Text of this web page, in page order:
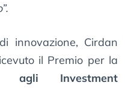
innovazione, Cirdan
il Premio per la
agli Investment